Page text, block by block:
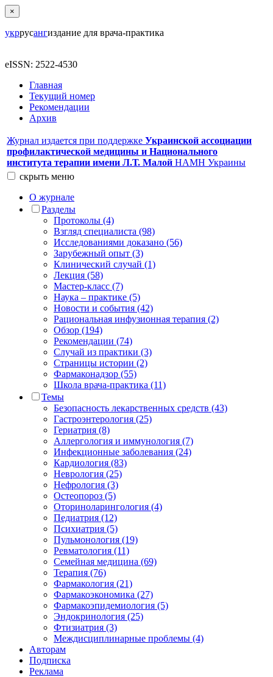
×
укррусангиздание для врача-практика
eISSN: 2522-4530
Главная
Текущий номер
Рекомендации
Архив
Журнал издается при поддержке Украинской ассоциации
профилактической медицины и Национального
института терапии имени Л.Т. Малой НАМН Украины
скрыть меню
О журнале
Разделы
Протоколы (4)
Взгляд специалиста (98)
Исследованиями доказано (56)
Зарубежный опыт (3)
Клинический случай (1)
Лекция (58)
Мастер-класс (7)
Наука – практике (5)
Новости и события (42)
Рациональная инфузионная терапия (2)
Обзор (194)
Рекомендации (74)
Случай из практики (3)
Страницы истории (2)
Фармаконадзор (55)
Школа врача-практика (11)
Темы
Безопасность лекарственных средств (43)
Гастроэнтерология (25)
Гериатрия (8)
Аллергология и иммунология (7)
Инфекционные заболевания (24)
Кардиология (83)
Неврология (25)
Нефрология (3)
Остеопороз (5)
Оториноларингология (4)
Педиатрия (12)
Психиатрия (5)
Пульмонология (19)
Ревматология (11)
Семейная медицина (69)
Терапия (76)
Фармакология (21)
Фармакоэкономика (27)
Фармакоэпидемиология (5)
Эндокринология (25)
Фтизиатрия (3)
Междисциплинарные проблемы (4)
Авторам
Подписка
Реклама